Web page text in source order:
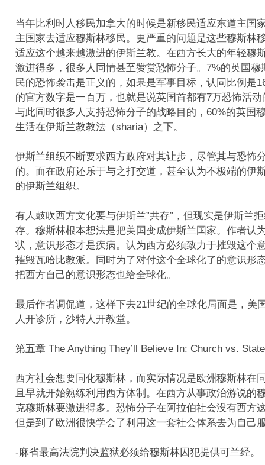
当年比利时人移民加拿大的时候是新移民适应东道主国
主国家去适应穆斯林移民。更严重的问题是这些穆斯林
适应这个越来越激进的伊斯兰教。在西方长大的年轻穆
激进得多，很多人同情甚至赞赏恐怖分子。7%的英国穆
民的恐怖袭击是正义的，如果是军事目标，认同比例是
的官方数字是一百万，也就是说英国首都有7万恐怖活
与此同时很多人支持恐怖分子的战略目的，60%的英国
生活在伊斯兰教教法（sharia）之下。
伊斯兰组织不断要求西方政府对其让步，尽管其与恐怖
的。而在政府还乐于与之打交道，甚至认为不极端的伊
的伊斯兰组织。
有人鼓吹西方文化要与伊斯兰”共存”，但现实是伊斯兰
存。穆斯林根本想法是把美国变成伊斯兰国家。作者认
状，意识形态才是疾病。认为西方必须致力于摧毁这个
摧毁瓦哈比教派。同时为了对付这个全球化了的意识形
把西方自己的意识形态也给全球化。
最后作者调侃道，这样下去21世纪的全球化局面是，美
人开诊所，沙特人开教堂。
第五章 The Anything They’ll Believe In: Church vs. State
西方社会想要同化穆斯林，而实际情况是欧洲穆斯林在
且早就开始熟练利用西方体制。在西方从事政治游说的
克穆斯林要激进得多。恐怖分子在阿拉伯社会没有西方
但是到了欧洲很快学会了利用这一套社会体系去为自己
-麻省最高法院判决监狱必须给穆斯林囚犯提供可兰经。